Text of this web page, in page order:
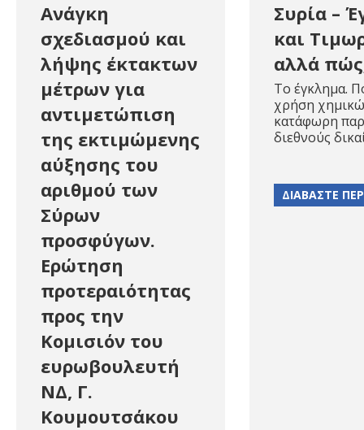
Ανάγκη
σχεδιασμού και
λήψης έκτακτων
μέτρων για
αντιμετώπιση
της εκτιμώμενης
αύξησης του
αριθμού των
Σύρων
προσφύγων.
Ερώτηση
προτεραιότητας
προς την
Κομισιόν του
ευρωβουλευτή
ΝΔ, Γ.
Κουμουτσάκου
Συρία –
και
αλλά
Το έγκλημα.
χρήση
κατάφωρη
διεθνούς
ΔΙΑΒΑΣΤΕ